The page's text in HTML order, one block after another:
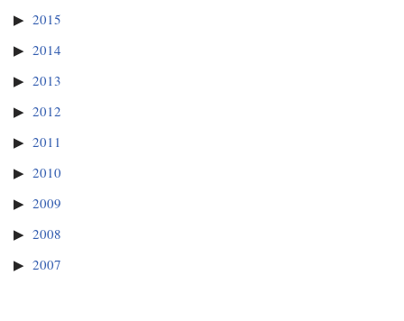
2015
2014
2013
2012
2011
2010
2009
2008
2007